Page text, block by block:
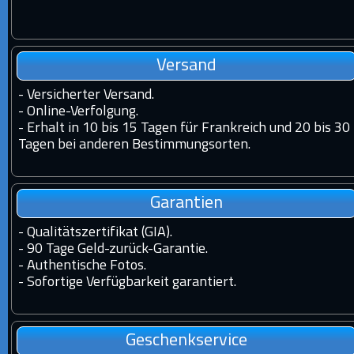
Versand
- Versicherter Versand.
- Online-Verfolgung.
- Erhalt in 10 bis 15 Tagen für Frankreich und 20 bis 30
Tagen bei anderen Bestimmungsorten.
Garantien
- Qualitätszertifikat (GIA).
- 90 Tage Geld-zurück-Garantie.
- Authentische Fotos.
- Sofortige Verfügbarkeit garantiert.
Geschenkservice